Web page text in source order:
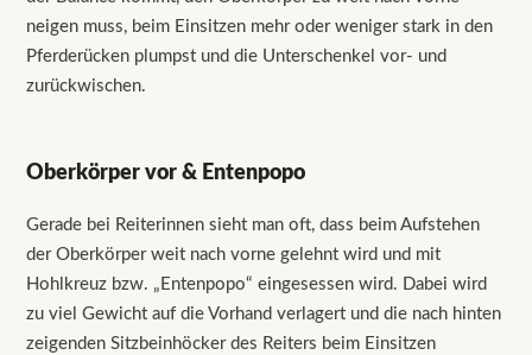
neigen muss, beim Einsitzen mehr oder weniger stark in den
Pferderücken plumpst und die Unterschenkel vor- und
zurückwischen.
Oberkörper vor & Entenpopo
Gerade bei Reiterinnen sieht man oft, dass beim Aufstehen
der Oberkörper weit nach vorne gelehnt wird und mit
Hohlkreuz bzw. „Entenpopo“ eingesessen wird. Dabei wird
zu viel Gewicht auf die Vorhand verlagert und die nach hinten
zeigenden Sitzbeinhöcker des Reiters beim Einsitzen